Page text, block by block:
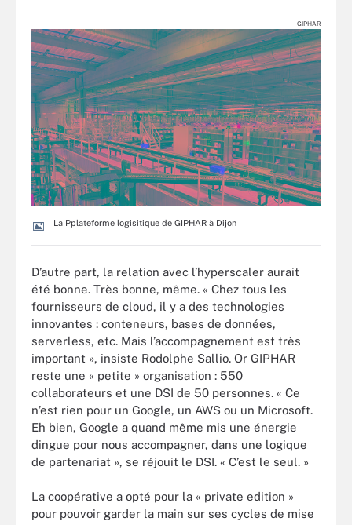
GIPHAR
La Pplateforme logisitique de GIPHAR à Dijon
D’autre part, la relation avec l’hyperscaler aurait
été bonne. Très bonne, même. « Chez tous les
fournisseurs de cloud, il y a des technologies
innovantes : conteneurs, bases de données,
serverless, etc. Mais l’accompagnement est très
important », insiste Rodolphe Sallio. Or GIPHAR
reste une « petite » organisation : 550
collaborateurs et une DSI de 50 personnes. « Ce
n’est rien pour un Google, un AWS ou un Microsoft.
Eh bien, Google a quand même mis une énergie
dingue pour nous accompagner, dans une logique
de partenariat », se réjouit le DSI. « C’est le seul. »
La coopérative a opté pour la « private edition »
pour pouvoir garder la main sur ses cycles de mise